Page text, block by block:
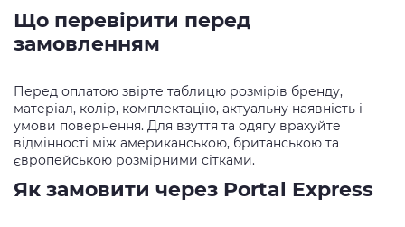
Що перевірити перед
замовленням
Перед оплатою звірте таблицю розмірів бренду,
матеріал, колір, комплектацію, актуальну наявність і
умови повернення. Для взуття та одягу врахуйте
відмінності між американською, британською та
європейською розмірними сітками.
Як замовити через Portal Express